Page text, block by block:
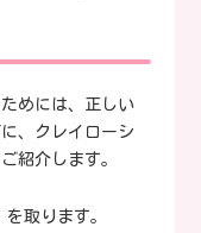
めには、正しい
、クレイローシ
紹介します。
取ります。